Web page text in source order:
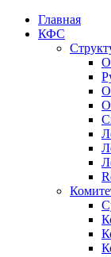
Главная
КФС
О